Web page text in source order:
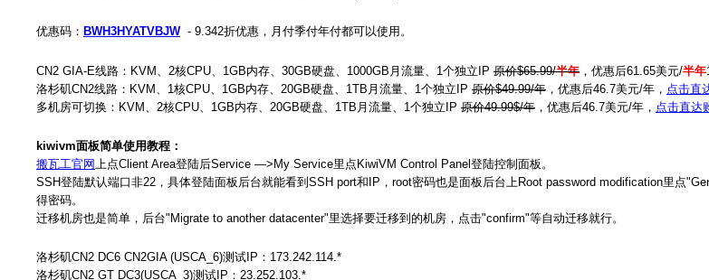
优惠码： BWH3HYATVBJW- 9.342折优惠，月付季付年付都可以使用。
CN2 GIA-E线路：KVM、2核CPU、1GB内存、30GB硬盘、1000GB月流量、1个独立IP 原价$65.99/半年 ，优惠后61.65美元/半年
洛杉矶CN2线路：KVM、1核CPU、1GB内存、20GB硬盘、1TB月流量、1个独立IP 原价$49.99/年 ，优惠后46.7美元/年， 点击直
多机房可切换：KVM、2核CPU、1GB内存、20GB硬盘、1TB月流量、1个独立IP 原价49.99$/年 ，优惠后46.7美元/年， 点击直达
kiwivm面板简单使用教程：
搬瓦工官网 上点Client Area登陆后Service —>My Service里点KiwiVM Control Panel登陆控制面板。
SSH登陆默认端口非22，具体登陆面板后台就能看到SSH port和IP，root密码也是面板后台上Root password modification里点
得密码。
迁移机房也是简单，后台"Migrate to another datacenter"里选择要迁移到的机房，点击"confirm"等自动迁移就行。
洛杉矶CN2 DC6 CN2GIA (USCA_6)测试IP：173.242.114.*
洛杉矶CN2 GT DC3(USCA_3)测试IP：23.252.103.*